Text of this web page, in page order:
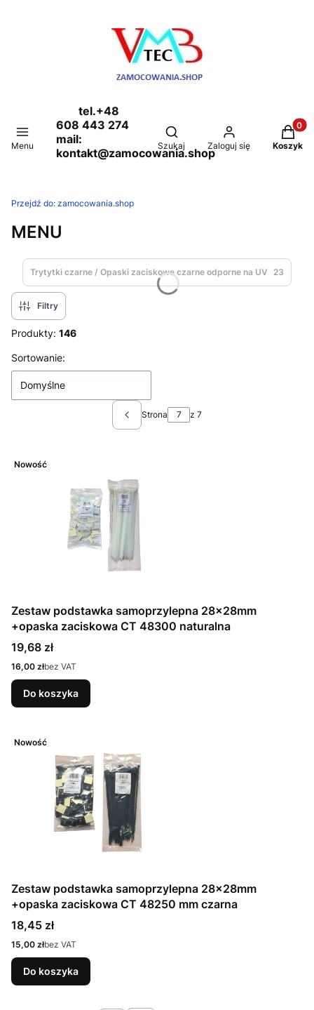
Menu
tel.+48
608 443 274
mail:
kontakt@zamocowania.shop
Otwórz wyszukiwarkę
Szukaj Zaloguj się Koszyk
Przejdź do: zamocowania.shop
MENU
Trytytki czarne / Opaski zaciskowe czarne odporne na UV 23
Filtry
Produkty: 146
Lista produktów
Sortowanie:
Domyślne
Poprzednie produkty
Strona z 7
Nowość
Zestaw podstawka samoprzylepna 28x28mm
+opaska zaciskowa CT 48300 naturalna
Cena
19,68 zł
Cena
16,00 złbez VAT
Do koszyka
Nowość
Zestaw podstawka samoprzylepna 28x28mm
+opaska zaciskowa CT 48250 mm czarna
Cena
18,45 zł
Cena
15,00 złbez VAT
Do koszyka